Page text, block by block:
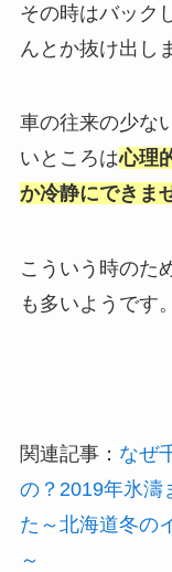
その時はバック
んとか抜け出し
車の往来の少な
いところは心理
か冷静にできま
こういう時のた
も多いようです
関連記事： なぜ
の？2019年氷濤
た～北海道冬の
～